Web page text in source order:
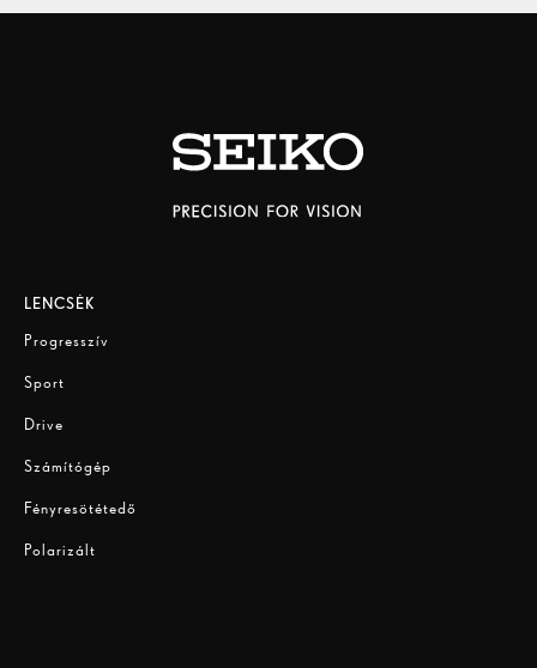
LENCSÉK
Progresszív
Sport
Drive
Számítógép
Fényresötétedő
Polarizált